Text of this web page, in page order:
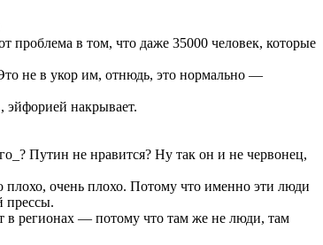
проблема в том, что даже 35000 человек, которые
не в укор им, отнюдь, это нормально —
накрывает.
Путин не нравится? Ну так он и не червонец,
очень плохо. Потому что именно эти люди
прессы.
в регионах — потому что там же не люди, там